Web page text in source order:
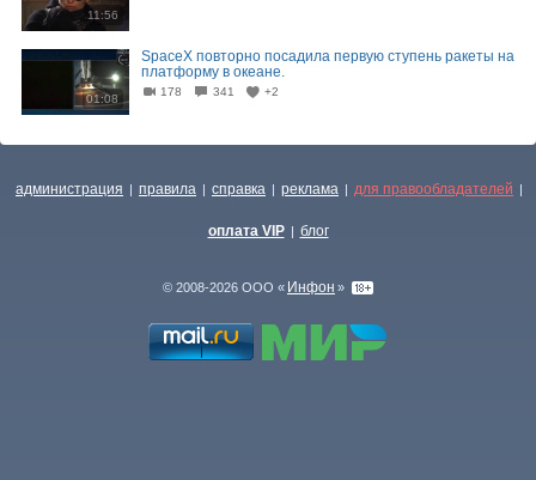
11:56
01:08
SpaceX повторно посадила первую ступень ракеты на
платформу в океане.
178 341 +2
администрация | правила | справка | реклама | для правообладателей |
оплата VIP | блог
© 2008-2026 ООО « Инфон »